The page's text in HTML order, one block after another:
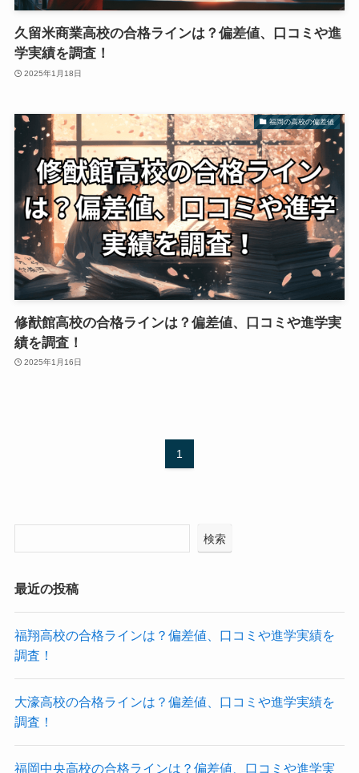
久留米商業高校の合格ラインは？偏差値、口コミや進
学実績を調査！
2025年1月18日
福岡の高校の偏差値
修猷館高校の合格ラインは？偏差値、口コミや進学実
績を調査！
2025年1月16日
1
検索
最近の投稿
福翔高校の合格ラインは？偏差値、口コミや進学実績を
調査！
大濠高校の合格ラインは？偏差値、口コミや進学実績を
調査！
福岡中央高校の合格ラインは？偏差値、口コミや進学実